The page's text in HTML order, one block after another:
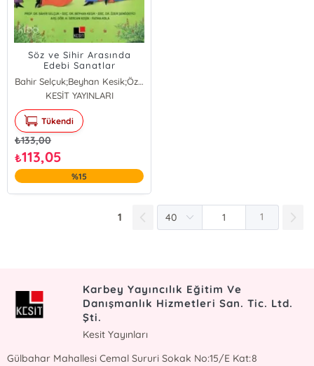
Söz ve Sihir Arasında
Edebi Sanatlar
Bahir Selçuk;Beyhan Kesik;Özer Şenödeyici;Halil Sercan Koşik;Fatma Kola
Bahir Selçuk
Beyhan Kesik
Özer Şenödeyici
Halil Sercan Koşik
Fatma Kola
KESİT YAYINLARI
Tükendi
₺133,00
₺113,05
%15
1 1
Karbey Yayıncılık Eğitim Ve
Danışmanlık Hizmetleri San. Tic. Ltd.
Şti.
Kesit Yayınları
Gülbahar Mahallesi Cemal Sururi Sokak No:15/E Kat:8